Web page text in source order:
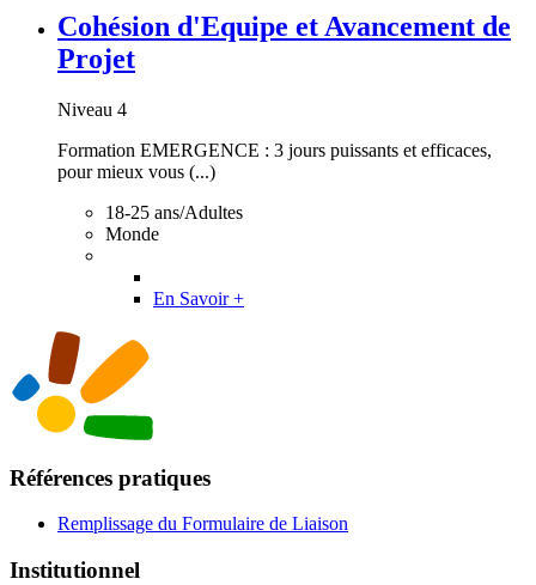
Cohésion d'Equipe et Avancement de
Projet
Niveau 4
Formation EMERGENCE : 3 jours puissants et efficaces,
pour mieux vous (...)
18-25 ans/Adultes
Monde
En Savoir +
Références pratiques
Remplissage du Formulaire de Liaison
Institutionnel